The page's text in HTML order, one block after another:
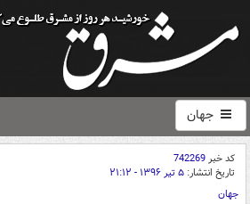
جهان
کد خبر742269
تاریخ انتشار: ۵ تیر ۱۳۹۶ - ۲۱:۱۲
جهان